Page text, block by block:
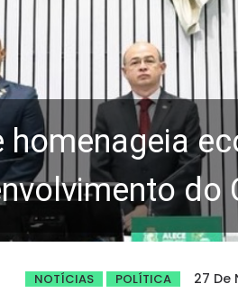
homenageia
do
NOTÍCIAS POLÍTICA 27 De